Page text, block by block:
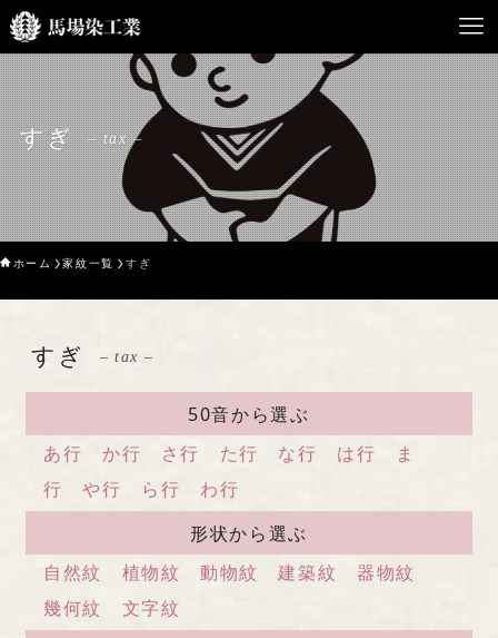
HOME
馬場染工業について
Service
企業案内
ライブラリー
お問い合わせ
馬場染工業株式会社
〒604-8242 京都府京都市中京区
西洞院通三条下ル柳水町75
すぎ – tax –
ホーム 家紋一覧 すぎ
すぎ – tax –
50音から選ぶ
あ行
か行 さ行 た行 な行 は行
ま
行
や行 ら行
わ行
形状から選ぶ
自然紋
植物紋 動物紋 建築紋
器物紋
幾何紋
文字紋